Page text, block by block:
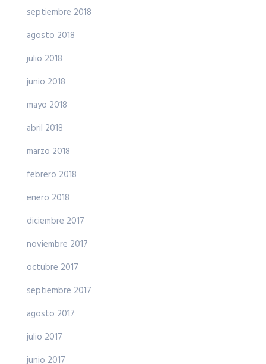
septiembre 2018
agosto 2018
julio 2018
junio 2018
mayo 2018
abril 2018
marzo 2018
febrero 2018
enero 2018
diciembre 2017
noviembre 2017
octubre 2017
septiembre 2017
agosto 2017
julio 2017
junio 2017